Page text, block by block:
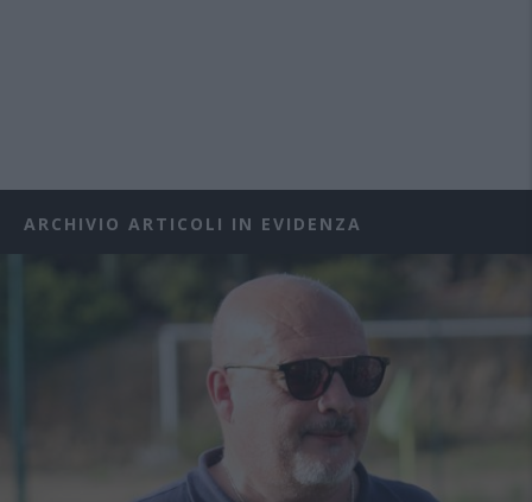
ARCHIVIO ARTICOLI IN EVIDENZA